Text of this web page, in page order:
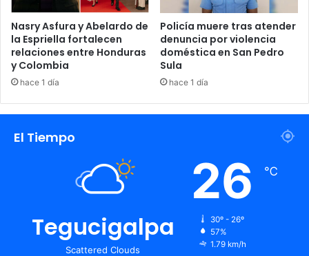
Nasry Asfura y Abelardo de
la Espriella fortalecen
relaciones entre Honduras
y Colombia
hace 1 día
Policía muere tras atender
denuncia por violencia
doméstica en San Pedro
Sula
hace 1 día
El Tiempo
Tegucigalpa
Scattered Clouds
26 ℃
30º - 26º
57%
1.79 km/h